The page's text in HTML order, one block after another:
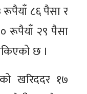
रूपैयाँ ८६ पैसा र
रूपैयाँ २९ पैसा
छ ।
खरिददर १७